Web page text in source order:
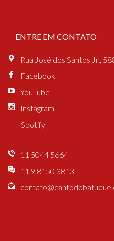
ENTRE EM CONTATO
Rua José dos Santos Jr.,
Facebook
YouTube
Instagram
Spotify
11 5044 5664
11 9 8150 3813